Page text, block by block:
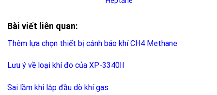
Bài viết liên quan:
Thêm lựa chọn thiết bị cảnh báo khí CH4 Methane
Lưu ý về loại khí đo của XP-3340II
Sai lầm khi lắp đầu dò khí gas